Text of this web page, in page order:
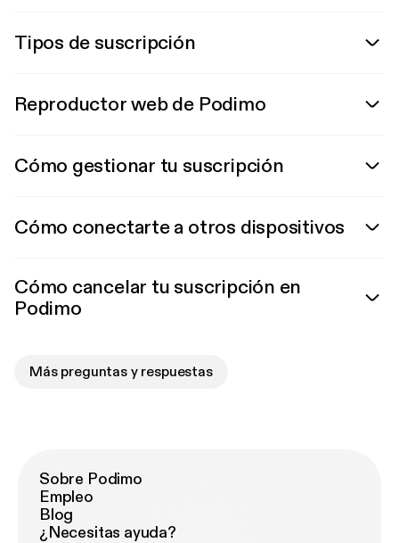
Tipos de suscripción
Reproductor web de Podimo
Cómo gestionar tu suscripción
Cómo conectarte a otros dispositivos
Cómo cancelar tu suscripción en
Podimo
Más preguntas y respuestas
Sobre Podimo
Empleo
Blog
¿Necesitas ayuda?